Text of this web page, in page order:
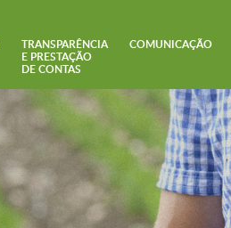
TRANSPARÊNCIA
E PRESTAÇÃO
DE CONTAS
COMUNICAÇÃO